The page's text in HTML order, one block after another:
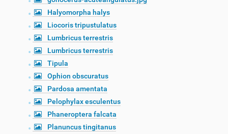
Halyomorpha halys
Liocoris tripustulatus
Lumbricus terrestris
Lumbricus terrestris
Tipula
Ophion obscuratus
Pardosa amentata
Pelophylax esculentus
Phaneroptera falcata
Planuncus tingitanus